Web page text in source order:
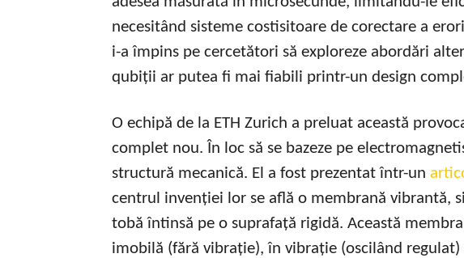
necesitând sisteme costisitoare de corectare a
i-a împins pe cercetători să exploreze abordări
qubiții ar putea fi mai fiabili printr-un design
O echipă de la ETH Zurich a preluat această
complet nou. În loc să se bazeze pe
structură mecanică. El a fost prezentat într-un
centrul invenției lor se află o membrană vibrantă,
tobă întinsă pe o suprafață rigidă. Această
imobilă (fără vibrație), în vibrație (oscilând